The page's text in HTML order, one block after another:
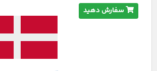
سفارش دهید